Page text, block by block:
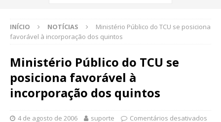
INÍCIO NOTÍCIAS
Ministério Público do TCU se posiciona
favorável à incorporação dos quintos
Ministério Público do TCU se
posiciona favorável à
incorporação dos quintos
4 de agosto de 2006 suporte Comentários desativados